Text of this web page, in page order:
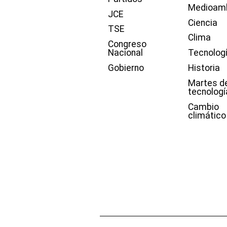
JCE
TSE
Congreso
Nacional
Gobierno
Ciencia
Clima
Historia
Martes
Cambio
climático